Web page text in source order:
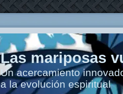
Las mariposas
Un acercamiento
a la evolución espiritual